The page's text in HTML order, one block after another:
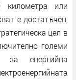
километра или
е достатъчен,
цел в
големи
за енергийна